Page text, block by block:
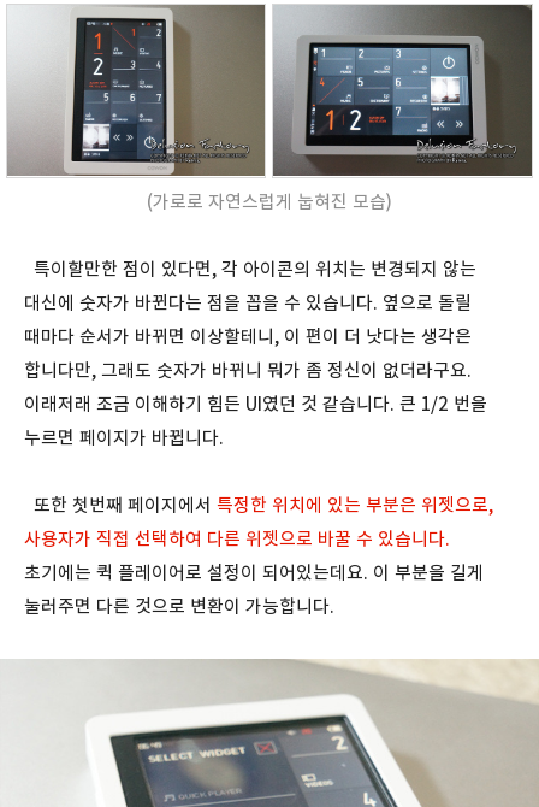
(가로로 자연스럽게 눕혀진 모습)
특이할만한 점이 있다면, 각 아이콘의 위치는 변경되지 않는
대신에 숫자가 바뀐다는 점을 꼽을 수 있습니다. 옆으로 돌릴
때마다 순서가 바뀌면 이상할테니, 이 편이 더 낫다는 생각은
합니다만, 그래도 숫자가 바뀌니 뭐가 좀 정신이 없더라구요.
이래저래 조금 이해하기 힘든 UI였던 것 같습니다. 큰 1/2 번을
누르면 페이지가 바뀝니다.
또한 첫번째 페이지에서 특정한 위치에 있는 부분은 위젯으로,
사용자가 직접 선택하여 다른 위젯으로 바꿀 수 있습니다.
초기에는 퀵 플레이어로 설정이 되어있는데요. 이 부분을 길게
눌러주면 다른 것으로 변환이 가능합니다.